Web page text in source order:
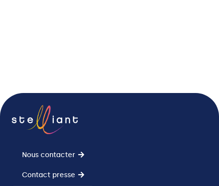
Nous contacter
Contact presse